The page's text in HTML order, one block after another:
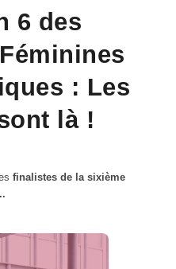
6 des
: Les
là !
finalistes de la sixième